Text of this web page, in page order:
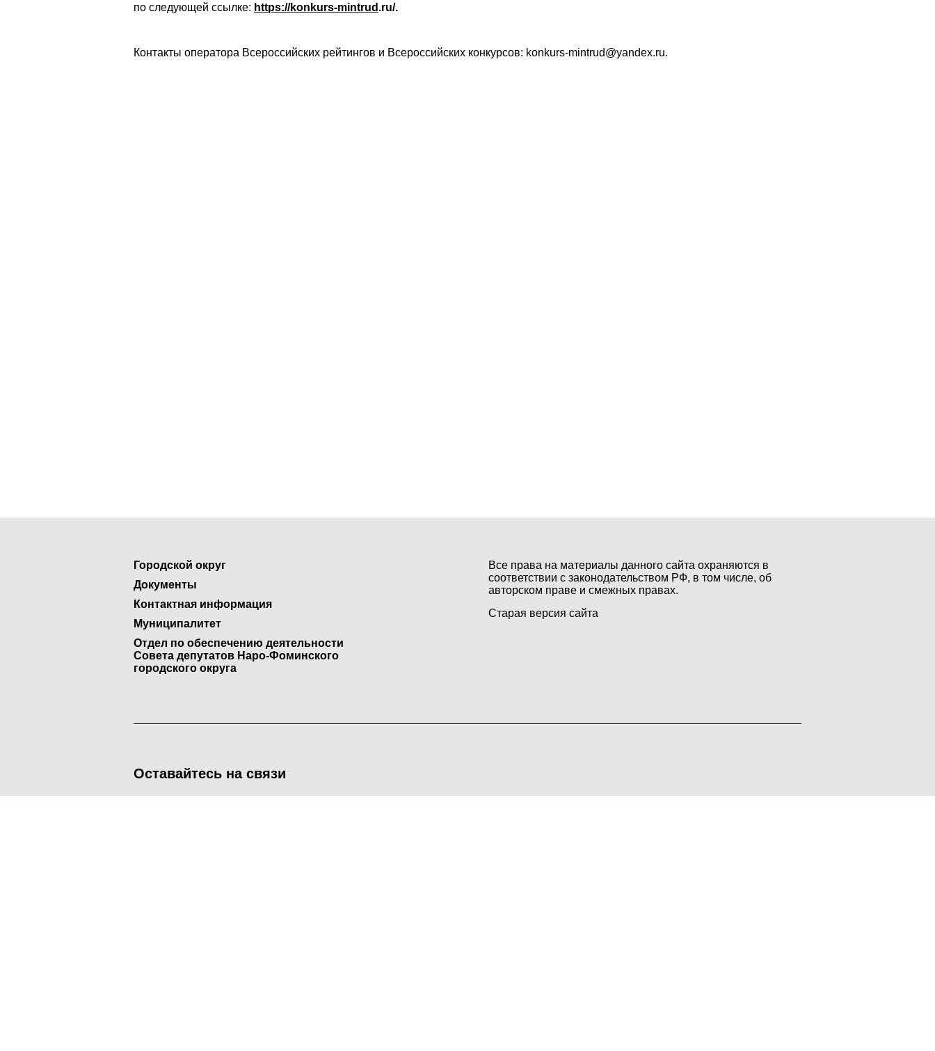
по следующей ссылке: https://konkurs-mintrud .ru/.
Контакты оператора Всероссийских рейтингов и Всероссийских конкурсов: konkurs-mintrud@yandex.ru.
Городской округ
Документы
Контактная информация
Муниципалитет
Отдел по обеспечению деятельности
Совета депутатов Наро-Фоминского
городского округа
Все права на материалы данного сайта охраняются в
соответствии с законодательством РФ, в том числе, об
авторском праве и смежных правах.
Старая версия сайта
Оставайтесь на связи